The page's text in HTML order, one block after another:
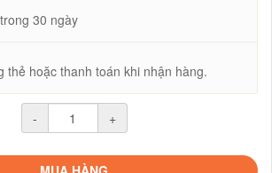
30 ngày
thẻ hoặc thanh toán khi nhận hàng.
- +